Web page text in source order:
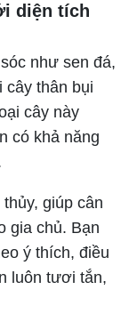
diện tích
như sen đá,
cây thân bụi
cây này
có khả năng
giúp cân
gia chủ. Bạn
ý thích, điều
luôn tươi tắn,